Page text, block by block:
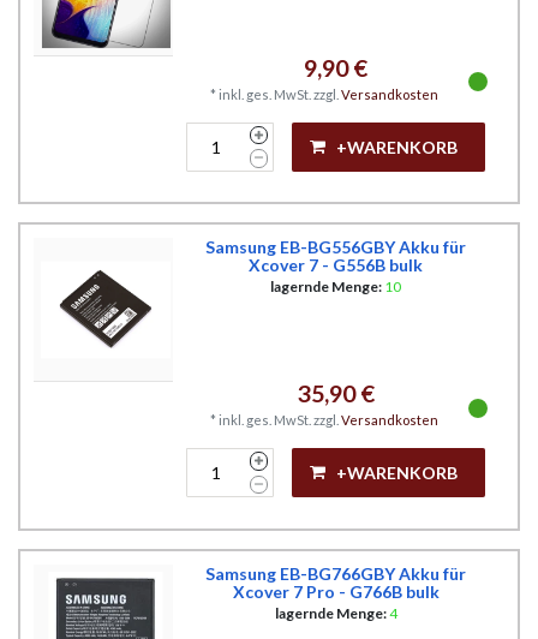
9,90 €
* inkl. ges. MwSt. zzgl. Versandkosten
+WARENKORB
Samsung EB-BG556GBY Akku für
Xcover 7 - G556B bulk
lagernde Menge: 10
35,90 €
* inkl. ges. MwSt. zzgl. Versandkosten
+WARENKORB
Samsung EB-BG766GBY Akku für
Xcover 7 Pro - G766B bulk
lagernde Menge:4